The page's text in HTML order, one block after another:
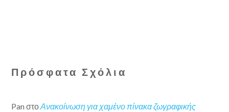
Πρόσφατα Σχόλια
Pan στοΑνακοίνωση για χαμένο πίνακα ζωγραφικής